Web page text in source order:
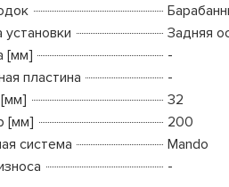
Задняя
[мм]
-
пластина
-
32
[мм]
200
система
Mando
-